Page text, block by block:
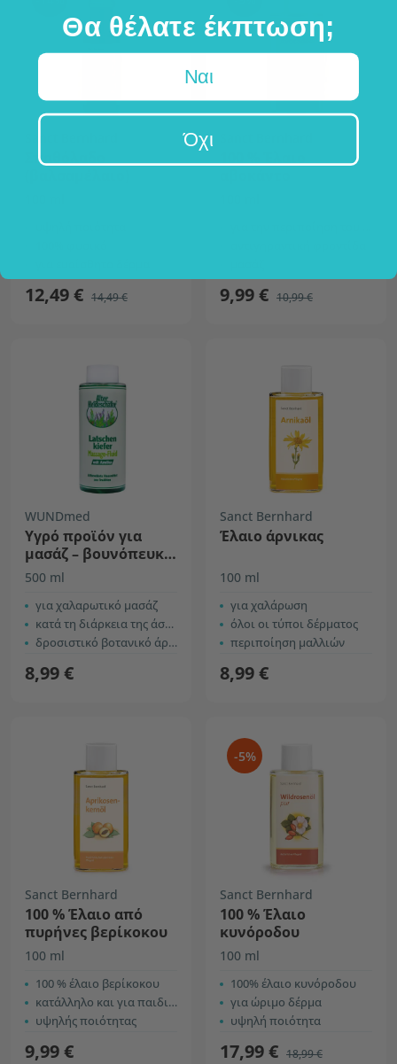
Σπαθόλαδο
12,49 € 14,49 € 9,99 € 10,99 €
WUNDmed
Υγρό προϊόν για
μασάζ – βουνόπευκο
με άρνικα
500 ml
για χαλαρωτικό μασάζ
κατά τη διάρκεια της άσκησης, στον ελεύθερο χρόνο ή στα ταξίδια
δροσιστικό βοτανικό άρωμα
8,99 €
Sanct Bernhard
Έλαιο άρνικας
100 ml
για χαλάρωση
όλοι οι τύποι δέρματος
περιποίηση μαλλιών
8,99 €
Sanct Bernhard
100 % Έλαιο από
πυρήνες βερίκοκου
100 ml
100 % έλαιο βερίκοκου
κατάλληλο και για παιδική επιδερμίδα
υψηλής ποιότητας
9,99 €
-5%
Sanct Bernhard
100 % Έλαιο
κυνόροδου
100 ml
100% έλαιο κυνόροδου
για ώριμο δέρμα
υψηλή ποιότητα
17,99 € 18,99 €
Θα θέλατε έκπτωση;
Ναι
Όχι